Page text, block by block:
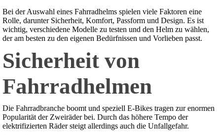
Bei der Auswahl eines Fahrradhelms spielen viele Faktoren eine
Rolle, darunter Sicherheit, Komfort, Passform und Design. Es ist
wichtig, verschiedene Modelle zu testen und den Helm zu wählen,
der am besten zu den eigenen Bedürfnissen und Vorlieben passt.
Sicherheit von
Fahrradhelmen
Die Fahrradbranche boomt und speziell E-Bikes tragen zur enormen
Popularität der Zweiräder bei. Durch das höhere Tempo der
elektrifizierten Räder steigt allerdings auch die Unfallgefahr.